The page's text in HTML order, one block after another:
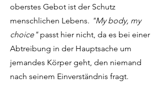
oberstes Gebot ist der Schutz
menschlichen Lebens. "My body, my
choice"passt hier nicht, da es bei einer
Abtreibung in der Hauptsache um
jemandes Körper geht, den niemand
nach seinem Einverständnis fragt.